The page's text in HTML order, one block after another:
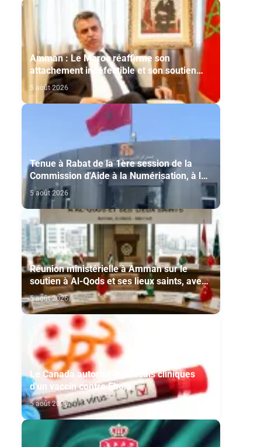
Amman : Le Maroc réaffirme son
attachement indéfectible et son soutien
constant aux droits légitimes du peuple
palestinien
5 août 2026
Tenue à Rabat de la 1ère session de la
Commission d'Aide à la Numérisation, à la
Modernisation et à la Création des Salles
de Cinéma au titre de l'année 2026
5 août 2026
Réunion ministérielle à Amman sur le
soutien à Al-Qods et ses lieux saints, avec
la participation du Maroc
5 août 2026
Le Canada autorise les essais cliniques
d'un vaccin contre Ebola
5 août 2026